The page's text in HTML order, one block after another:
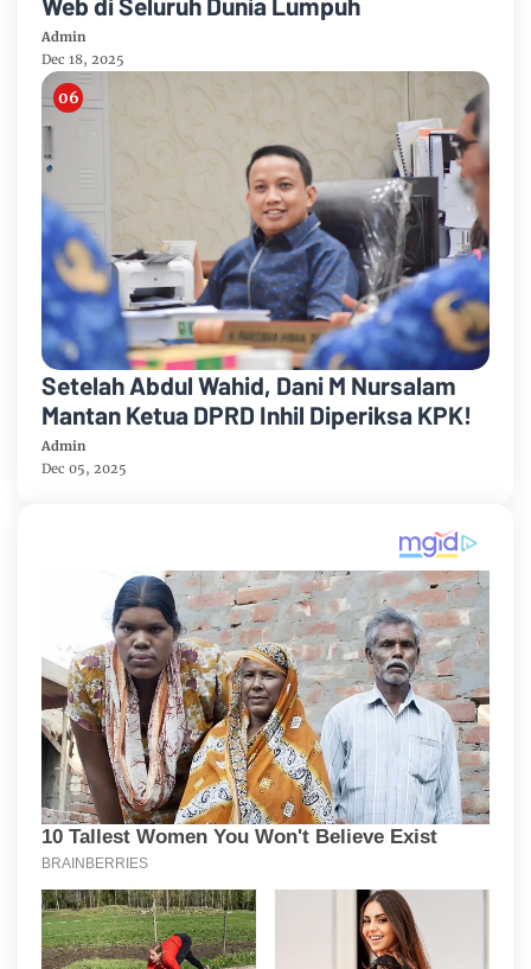
Admin
Dec 18, 2025
Setelah Abdul Wahid, Dani M Nursalam
Mantan Ketua DPRD Inhil Diperiksa KPK!
Admin
Dec 05, 2025